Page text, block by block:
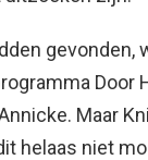
gevonden,
Door
Maar
helaas niet